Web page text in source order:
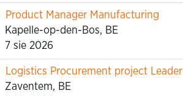
Product Manager Manufacturing
Kapelle-op-den-Bos, BE
7 sie 2026
Logistics Procurement project Leader
Zaventem, BE